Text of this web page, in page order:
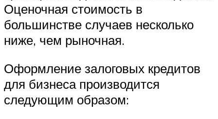
Оценочная стоимость в
большинстве случаев несколько
ниже, чем рыночная.
Оформление залоговых кредитов
для бизнеса производится
следующим образом: